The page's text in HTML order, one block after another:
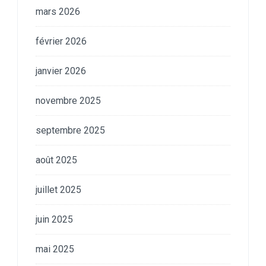
mars 2026
février 2026
janvier 2026
novembre 2025
septembre 2025
août 2025
juillet 2025
juin 2025
mai 2025